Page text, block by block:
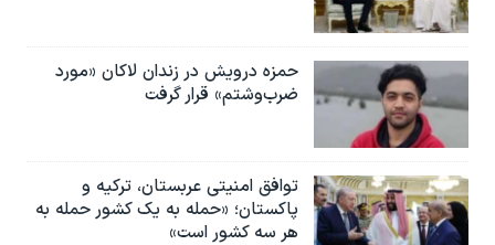
حمزه درویش در زندان لاکان «مورد
ضرب‌وشتم» قرار گرفت
توافق امنیتی عربستان، ترکیه و
پاکستان؛ «حمله به یک کشور حمله به
هر سه کشور است»